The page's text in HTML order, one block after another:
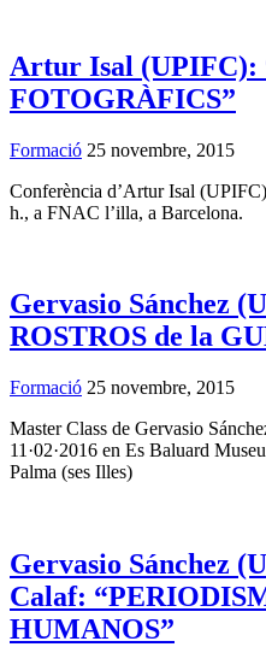
Artur Isal (UPIFC):
FOTOGRÀFICS”
Formació 25 novembre, 2015
Conferència d’Artur Isal
h., a FNAC l’illa, a Barcelona.
Gervasio Sánchez
ROSTROS de la
Formació 25 novembre, 2015
Master Class de Gervasio
11·02·2016 en Es Baluard
Palma (ses Illes)
Gervasio Sánchez
Calaf:
HUMANOS”